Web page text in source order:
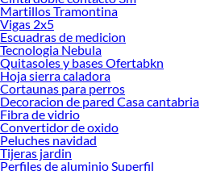
Martillos Tramontina
Vigas 2x5
Escuadras de medicion
Tecnologia Nebula
Quitasoles y bases Ofertabkn
Hoja sierra caladora
Cortaunas para perros
Decoracion de pared Casa cantabria
Fibra de vidrio
Convertidor de oxido
Peluches navidad
Tijeras jardin
Perfiles de aluminio Superfil